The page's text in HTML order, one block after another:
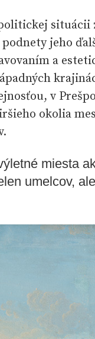
jeho
a
v
okolia
miesta
umelcov,